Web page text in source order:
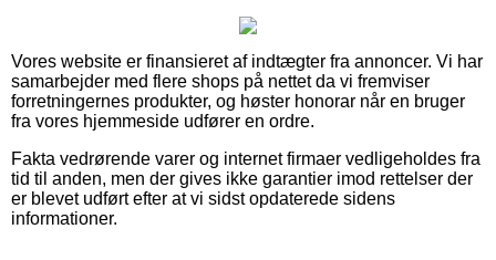
Vores website er finansieret af indtægter fra annoncer. Vi har
samarbejder med flere shops på nettet da vi fremviser
forretningernes produkter, og høster honorar når en bruger
fra vores hjemmeside udfører en ordre.
Fakta vedrørende varer og internet firmaer vedligeholdes fra
tid til anden, men der gives ikke garantier imod rettelser der
er blevet udført efter at vi sidst opdaterede sidens
informationer.